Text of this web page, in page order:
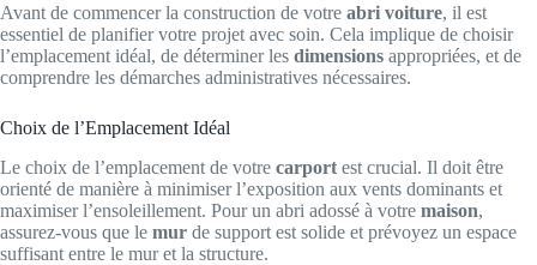
Avant de commencer la construction de votre abri voiture, il est
essentiel de planifier votre projet avec soin. Cela implique de choisir
l’emplacement idéal, de déterminer les dimensions appropriées, et de
comprendre les démarches administratives nécessaires.
Choix de l’Emplacement Idéal
Le choix de l’emplacement de votre carport est crucial. Il doit être
orienté de manière à minimiser l’exposition aux vents dominants et
maximiser l’ensoleillement. Pour un abri adossé à votre maison,
assurez-vous que le mur de support est solide et prévoyez un espace
suffisant entre le mur et la structure.